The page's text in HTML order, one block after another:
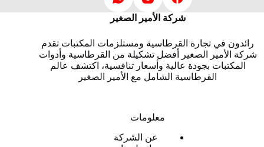
شركة الأمير الصغير
رائدون في تجارة القرطاسية ومستلزمات المكتبات تقدم
شركة الأمير الصغير أفضل تشكيلة من القرطاسية وأدوات
المكتبات بجودة عالية وأسعار تنافسية، اكتشف عالم
القرطاسية الشامل مع الأمير الصغير
معلومات
عن الشركة